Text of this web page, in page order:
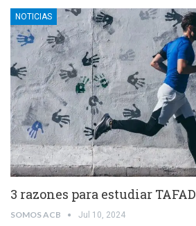
NOTICIAS
3 razones para estudiar TAFAD
SOMOS ACB Jul 10, 2024